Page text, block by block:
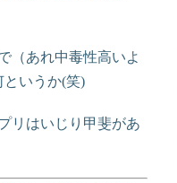
（あれ中毒性高いよ
いうか(笑)
リはいじり甲斐があ